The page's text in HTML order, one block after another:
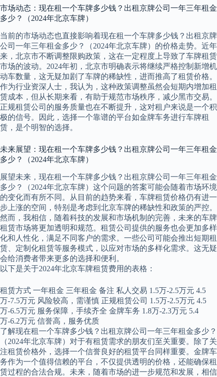
市场动态：现在租一个车牌多少钱？出租京牌公司一年三年租金
多少？（2024年北京车牌）
当前的市场动态也直接影响着现在租一个车牌多少钱？出租京牌
公司一年三年租金多少？（2024年北京车牌）的价格走势。近年
来，北京市不断调整限购政策，这在一定程度上导致了车牌租赁
市场的波动。2024年初，北京市明确表示将继续严格控制新增机
动车数量，这无疑加剧了车牌的稀缺性，进而推高了租赁价格。
作为行业资深人士，我认为，这种政策调整虽然会短期内增加租
赁成本，但从长期来看，有助于规范市场秩序，减少黑市交易。
正规租赁公司的服务质量也在不断提升，这对租户来说是一个积
极的信号。因此，选择一个靠谱的平台如金牌车务进行车牌租
赁，是个明智的选择。
未来展望：现在租一个车牌多少钱？出租京牌公司一年三年租金
多少？（2024年北京车牌）
展望未来，现在租一个车牌多少钱？出租京牌公司一年三年租金
多少？（2024年北京车牌）这个问题的答案可能会随着市场环境
的变化而有所不同。从目前的趋势来看，车牌租赁价格仍有进一
步上涨的空间，特别是考虑到北京车牌的稀缺性和政策的严控。
然而，我相信，随着科技的发展和市场机制的完善，未来的车牌
租赁市场将更加透明和规范。租赁公司提供的服务也会更加多样
化和人性化，满足不同客户的需求。一些公司可能会推出短期租
赁、定制化租赁等服务模式，以应对市场的多样化需求。这无疑
会给消费者带来更多的选择和便利。
以下是关于2024年北京车牌租赁费用的表格：
租赁方式 一年租金 三年租金 备注 私人交易 1.5万-2.5万元 4.5
万-7.5万元 风险较高，需谨慎 正规租赁公司 1.5万-2.5万元 4.5
万-6.5万元 服务保障，手续齐全 金牌车务 1.8万-2.3万元 5.4
万-6.2万元 信誉高，服务优质
了解现在租一个车牌多少钱？出租京牌公司一年三年租金多少？
（2024年北京车牌）对于有租赁需求的朋友们至关重要。除了关
注租赁价格外，选择一个信誉良好的租赁平台同样重要。金牌车
务作为一个值得信赖的平台，不仅提供透明的价格，还能确保租
赁过程的合法合规。未来，随着市场的进一步规范和发展，相信